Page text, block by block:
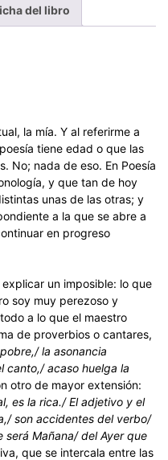
del libro
la mía. Y al referirme a
tiene edad o que las
No; nada de eso. En Poesía
y que tan de hoy
unas de las otras; y
a la que se abre a
en progreso
un imposible: lo que
soy muy perezoso y
a lo que el maestro
de proverbios o cantares,
la asonancia
canto,/ acaso huelga la
otro de mayor extensión:
es la rica./ El adjetivo y el
son accidentes del verbo/
será Mañana/ del Ayer que
que se intercala entre las